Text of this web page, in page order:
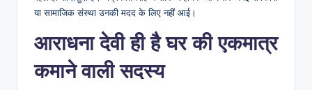
या सामाजिक संस्था उनकी मदद के लिए नहीं आई।
आराधना देवी ही है घर की एकमात्र
कमाने वाली सदस्य